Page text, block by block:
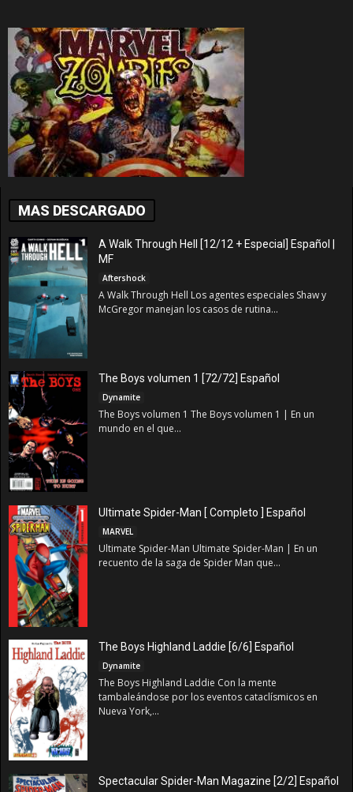
MAS DESCARGADO
A Walk Through Hell [12/12 + Especial] Español |
MF
Aftershock
A Walk Through Hell Los agentes especiales Shaw y
McGregor manejan los casos de rutina...
The Boys volumen 1 [72/72] Español
Dynamite
The Boys volumen 1 The Boys volumen 1 | En un
mundo en el que...
Ultimate Spider-Man [ Completo ] Español
MARVEL
Ultimate Spider-Man Ultimate Spider-Man | En un
recuento de la saga de Spider Man que...
The Boys Highland Laddie [6/6] Español
Dynamite
The Boys Highland Laddie Con la mente
tambaleándose por los eventos cataclísmicos en
Nueva York,...
Spectacular Spider-Man Magazine [2/2] Español